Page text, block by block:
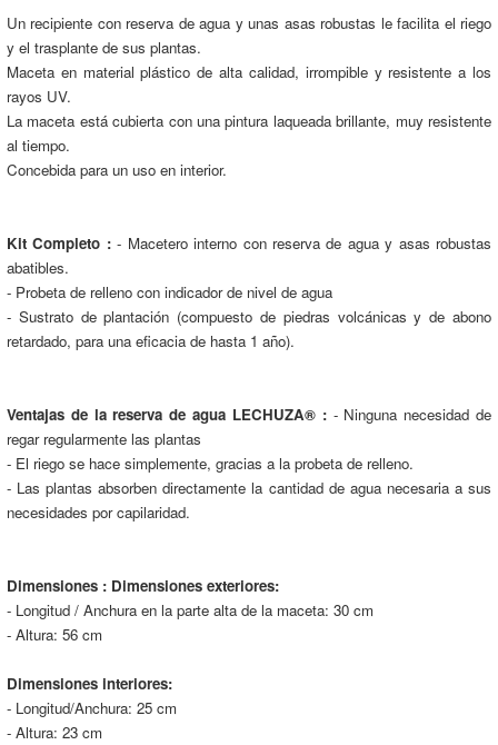
Un recipiente con reserva de agua y unas asas robustas le facilita el riego
y el trasplante de sus plantas.
Maceta en material plástico de alta calidad, irrompible y resistente a los
rayos UV.
La maceta está cubierta con una pintura laqueada brillante, muy resistente
al tiempo.
Concebida para un uso en interior.
Kit Completo :- Macetero interno con reserva de agua y asas robustas
abatibles.
- Probeta de relleno con indicador de nivel de agua
- Sustrato de plantación (compuesto de piedras volcánicas y de abono
retardado, para una eficacia de hasta 1 año).
Ventajas de la reserva de agua LECHUZA® :- Ninguna necesidad de
regar regularmente las plantas
- El riego se hace simplemente, gracias a la probeta de relleno.
- Las plantas absorben directamente la cantidad de agua necesaria a sus
necesidades por capilaridad.
Dimensiones : Dimensiones exteriores:
- Longitud / Anchura en la parte alta de la maceta: 30 cm
- Altura: 56 cm
Dimensiones interiores:
- Longitud/Anchura: 25 cm
- Altura: 23 cm